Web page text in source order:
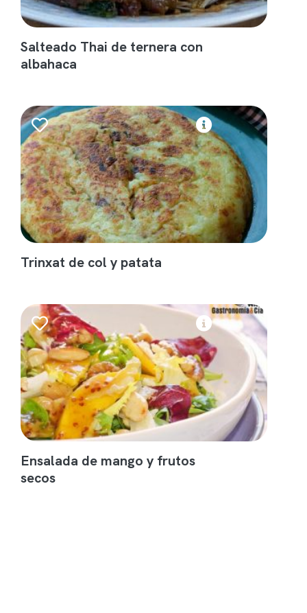
Salteado Thai de ternera con
albahaca
Trinxat de col y patata
Ensalada de mango y frutos
secos